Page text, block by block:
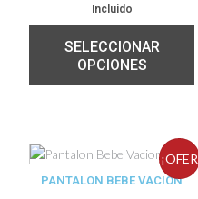
Incluido
SELECCIONAR
OPCIONES
¡OFER
PANTALON BEBE VACION